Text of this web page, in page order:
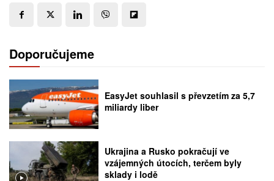
Doporučujeme
EasyJet souhlasil s převzetím za 5,7
miliardy liber
Ukrajina a Rusko pokračují ve
vzájemných útocích, terčem byly
sklady i lodě